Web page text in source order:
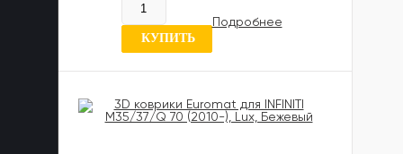
В наличии
0 отзывов
КУПИТЬ
Подробнее